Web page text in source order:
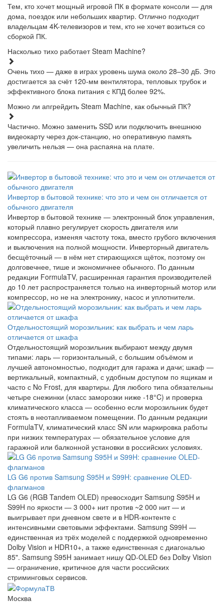
Тем, кто хочет мощный игровой ПК в формате консоли — для
дома, поездок или небольших квартир. Отлично подходит
владельцам 4K-телевизоров и тем, кто не хочет возиться со
сборкой ПК.
Насколько тихо работает Steam Machine?
Очень тихо — даже в играх уровень шума около 28–30 дБ. Это
достигается за счёт 120-мм вентилятора, тепловых трубок и
эффективного блока питания с КПД более 92%.
Можно ли апгрейдить Steam Machine, как обычный ПК?
Частично. Можно заменить SSD или подключить внешнюю
видеокарту через док-станцию, но оперативную память
увеличить нельзя — она распаяна на плате.
Инвертор в бытовой технике: что это и чем он отличается от
обычного двигателя
Инвертор в бытовой технике — электронный блок управления,
который плавно регулирует скорость двигателя или
компрессора, изменяя частоту тока, вместо грубого включения
и выключения на полной мощности. Инверторный двигатель
бесщёточный — в нём нет стирающихся щёток, поэтому он
долговечнее, тише и экономичнее обычного. По данным
редакции FormulaTV, расширенная гарантия производителей
до 10 лет распространяется только на инверторный мотор или
компрессор, но не на электронику, насос и уплотнители.
Отдельностоящий морозильник: как выбрать и чем ларь
отличается от шкафа
Отдельностоящий морозильник выбирают между двумя
типами: ларь — горизонтальный, с большим объёмом и
лучшей автономностью, подходит для гаража и дачи; шкаф —
вертикальный, компактный, с удобным доступом по ящикам и
часто с No Frost, для квартиры. Для любого типа обязательны
четыре снежинки (класс заморозки ниже -18°C) и проверка
климатического класса — особенно если морозильник будет
стоять в неотапливаемом помещении. По данным редакции
FormulaTV, климатический класс SN или маркировка работы
при низких температурах — обязательное условие для
гаражной или балконной установки в российских условиях.
LG G6 против Samsung S95H и S99H: сравнение OLED-
флагманов
LG G6 (RGB Tandem OLED) превосходит Samsung S95H и
S99H по яркости — 3 000+ нит против ~2 000 нит — и
выигрывает при дневном свете и в HDR-контенте с
интенсивными световыми эффектами. Samsung S99H —
единственная из трёх моделей с поддержкой одновременно
Dolby Vision и HDR10+, а также единственная с диагональю
85". Samsung S95H занимает нишу QD-OLED без Dolby Vision
— ограничение, критичное для части российских
стриминговых сервисов.
Москва